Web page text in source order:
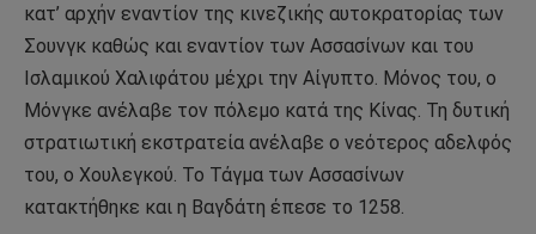
κατ’ αρχήν εναντίον της κινεζικής αυτοκρατορίας των
Σουνγκ καθώς και εναντίον των Ασσασίνων και του
Ισλαμικού Χαλιφάτου μέχρι την Αίγυπτο. Μόνος του, ο
Μόνγκε ανέλαβε τον πόλεμο κατά της Κίνας. Τη δυτική
στρατιωτική εκστρατεία ανέλαβε ο νεότερος αδελφός
του, ο Χουλεγκού. Το Τάγμα των Ασσασίνων
κατακτήθηκε και η Βαγδάτη έπεσε το 1258.